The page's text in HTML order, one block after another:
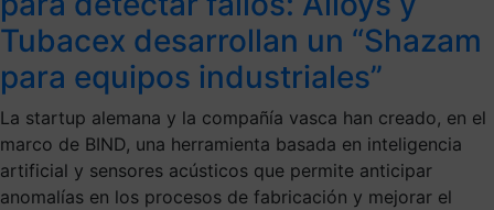
Tubacex desarrollan un “Shazam
para equipos industriales”
La startup alemana y la compañía vasca han creado, en el
marco de BIND, una herramienta basada en inteligencia
artificial y sensores acústicos que permite anticipar
anomalías en los procesos de fabricación y mejorar el